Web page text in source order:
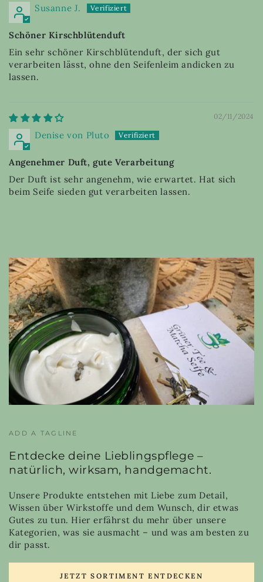
Susanne J.
Schöner Kirschblütenduft
Ein sehr schöner Kirschblütenduft, der sich gut
verarbeiten lässt, ohne den Seifenleim andicken zu
lassen.
02/11/2024
Denise von Pluto
Angenehmer Duft, gute Verarbeitung
Der Duft ist sehr angenehm, wie erwartet. Hat sich
beim Seife sieden gut verarbeiten lassen.
ADD A TAGLINE
Entdecke deine Lieblingspflege –
natürlich, wirksam, handgemacht.
Unsere Produkte entstehen mit Liebe zum Detail,
Wissen über Wirkstoffe und dem Wunsch, dir etwas
Gutes zu tun. Hier erfährst du mehr über unsere
Kategorien, was sie ausmacht – und was am besten zu
dir passt.
JETZT SORTIMENT ENTDECKEN